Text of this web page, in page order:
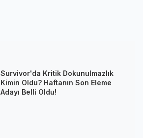
Survivor'da Kritik Dokunulmazlık
Kimin Oldu? Haftanın Son Eleme
Adayı Belli Oldu!